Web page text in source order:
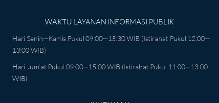
WAKTU LAYANAN INFORMASI PUBLIK
Hari Senin—Kamis Pukul 09:00—15:30 WIB (istirahat Pukul 12:00—
13:00 WIB)
Hari Jum’at Pukul 09:00—15:00 WIB (istirahat Pukul 11:00—13:00
WIB)